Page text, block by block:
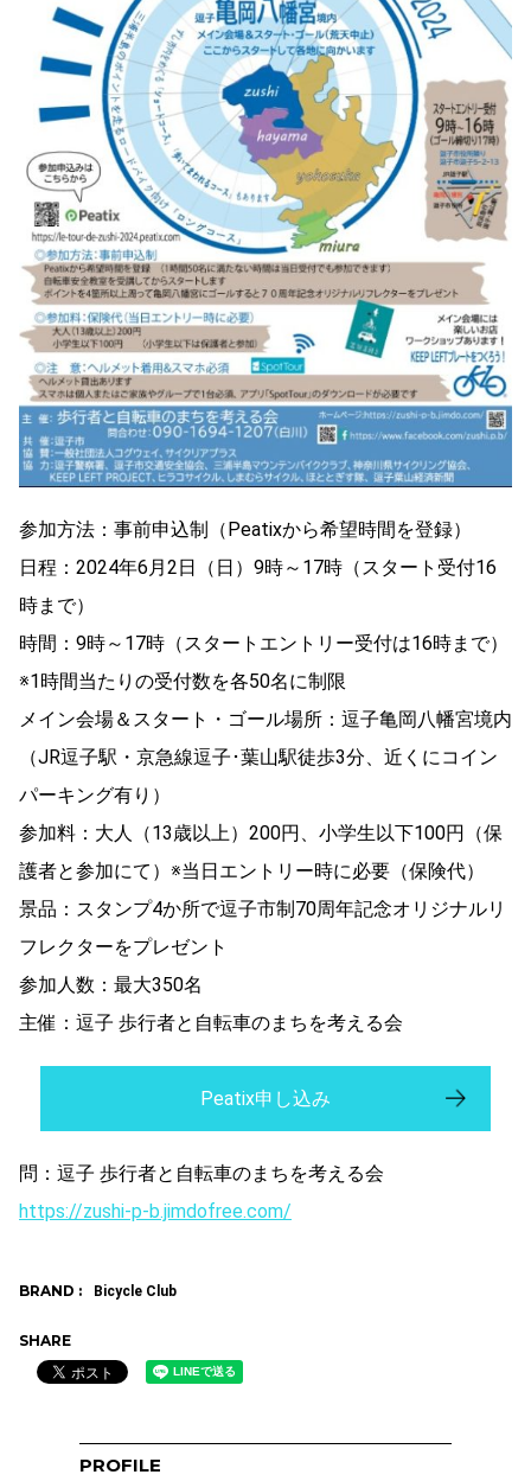
参加方法：事前申込制（Peatixから希望時間を登録）
日程：2024年6月2日（日）9時～17時（スタート受付16
時まで）
時間：9時～17時（スタートエントリー受付は16時まで）
※1時間当たりの受付数を各50名に制限
メイン会場＆スタート・ゴール場所：逗子亀岡八幡宮境内
（JR逗子駅・京急線逗子･葉山駅徒歩3分、近くにコイン
パーキング有り）
参加料：大人（13歳以上）200円、小学生以下100円（保
護者と参加にて）※当日エントリー時に必要（保険代）
景品：スタンプ4か所で逗子市制70周年記念オリジナルリ
フレクターをプレゼント
参加人数：最大350名
主催：逗子 歩行者と自転車のまちを考える会
Peatix申し込み
問：逗子 歩行者と自転車のまちを考える会
https://zushi-p-b.jimdofree.com/
BRAND : Bicycle Club
SHARE
PROFILE